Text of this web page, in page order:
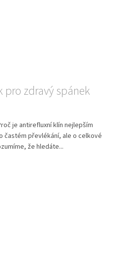
pro zdravý spánek
je antirefluxní klín nejlepším
častém převlékání, ale o celkové
že hledáte...